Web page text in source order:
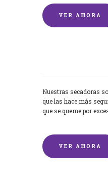
VER AHORA
Nuestras secadoras
que las hace más
que se queme por
VER AHORA